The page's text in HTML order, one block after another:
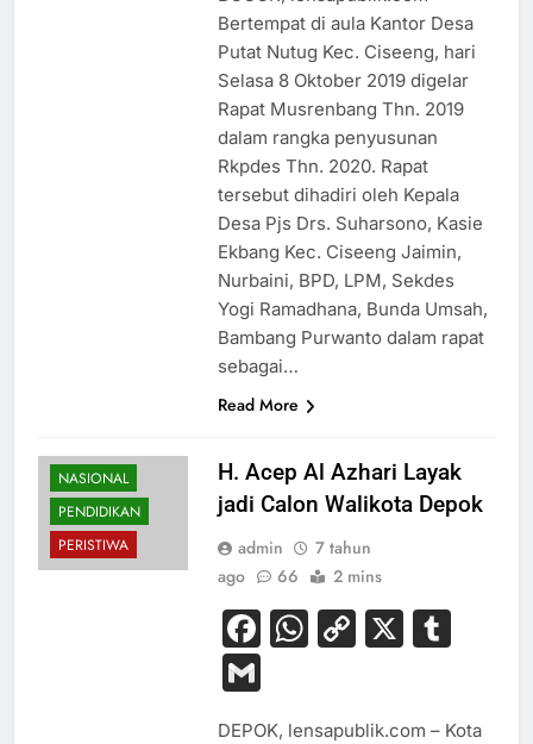
Bertempat di aula Kantor Desa
Putat Nutug Kec. Ciseeng, hari
Selasa 8 Oktober 2019 digelar
Rapat Musrenbang Thn. 2019
dalam rangka penyusunan
Rkpdes Thn. 2020. Rapat
tersebut dihadiri oleh Kepala
Desa Pjs Drs. Suharsono, Kasie
Ekbang Kec. Ciseeng Jaimin,
Nurbaini, BPD, LPM, Sekdes
Yogi Ramadhana, Bunda Umsah,
Bambang Purwanto dalam rapat
sebagai…
Read More
NASIONAL
PENDIDIKAN
PERISTIWA
H. Acep Al Azhari Layak
jadi Calon Walikota Depok
admin
7 tahun
ago
66 2 mins
Facebook
WhatsApp
Copy
X
Gmail
DEPOK, lensapublik.com – Kota